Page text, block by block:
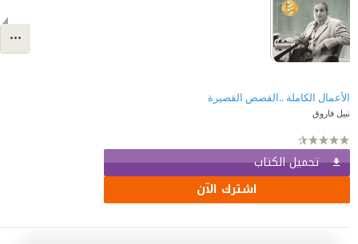
الأعمال الكاملة ..القصص القصيرة
نبيل فاروق
تحميل الكتاب
اشترك الآن